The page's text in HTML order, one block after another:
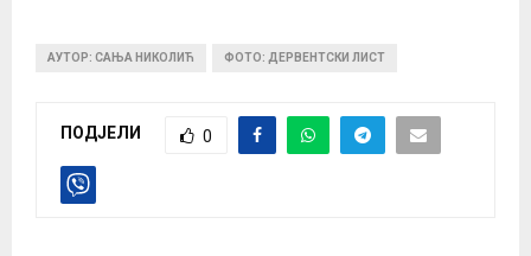
АУТОР: САЊА НИКОЛИЋ ФОТО: ДЕРВЕНТСКИ ЛИСТ
ПОДЈЕЛИ 0